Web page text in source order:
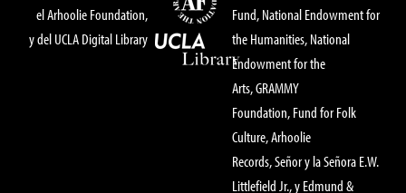
el Arhoolie Foundation,
y del UCLA Digital Library
Fund, National Endowment for
the Humanities, National
Endowment for the
Arts, GRAMMY
Foundation, Fund for Folk
Culture, Arhoolie
Records, Señor y la Señora E.W.
Littlefield Jr., y Edmund &